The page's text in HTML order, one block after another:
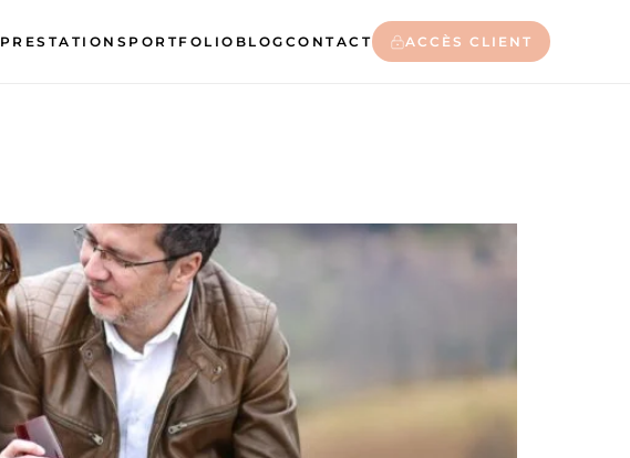
PRESTATIONS PORTFOLIO BLOG CONTACT ACCÈS CLIENT